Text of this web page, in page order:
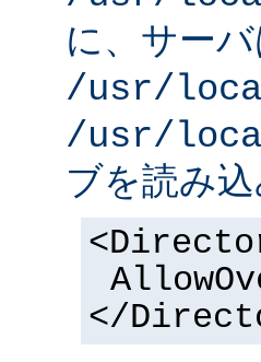
に、サーバ
/usr/
/usr/
ブを読み込
</